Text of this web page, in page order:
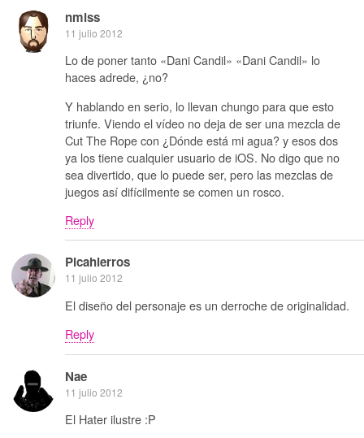
nmlss
11 julio 2012
Lo de poner tanto «Dani Candil» «Dani Candil» lo
haces adrede, ¿no?
Y hablando en serio, lo llevan chungo para que esto
triunfe. Viendo el vídeo no deja de ser una mezcla de
Cut The Rope con ¿Dónde está mi agua? y esos dos
ya los tiene cualquier usuario de iOS. No digo que no
sea divertido, que lo puede ser, pero las mezclas de
juegos así difícilmente se comen un rosco.
Reply
Picahierros
11 julio 2012
El diseño del personaje es un derroche de originalidad.
Reply
Nae
11 julio 2012
El Hater ilustre :P